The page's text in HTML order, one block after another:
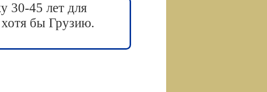
30-45 лет для
бы Грузию.